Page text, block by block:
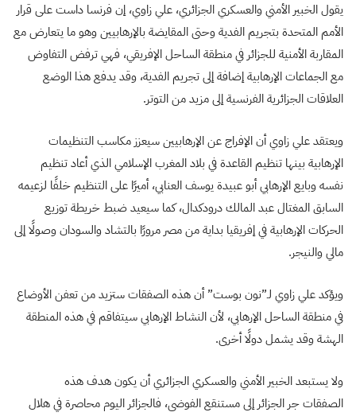
يقول الخبير الأمني والعسكري الجزائري، علي زاوي، إن فرنسا داست على قرار
الأمم المتحدة بتجريم الفدية وحتى المقايضة بالإرهابيين وهو ما يتعارض مع
المقاربة الأمنية للجزائر في منطقة الساحل الإفريقي، فهي ترفض التفاوض
مع الجماعات الإرهابية إضافة إلى تجريم الفدية، وقد يدفع هذا الوضع
العلاقات الجزائرية الفرنسية إلى مزيد من التوتر.
ويعتقد علي زاوي أن الإفراج عن الإرهابيين سيعزز مكاسب التنظيمات
الإرهابية بينها تنظيم القاعدة في بلاد المغرب الإسلامي الذي أعاد تنظيم
نفسه وبايع الإرهابي أبو عبيدة يوسف العنابي، أميرًا على التنظيم خلفًا لزعيمه
السابق المغتال عبد المالك درودكدال، كما سيعيد ضبط خريطة توزيع
الحركات الإرهابية في إفريقيا بداية من مصر مرورًا بالتشاد والسودان وصولًا إلى
مالي والنيجر.
ويؤكد علي زاوي لـ”نون بوست” أن هذه الصفقات ستزيد من تعفن الأوضاع
في منطقة الساحل الإرهابي، لأن النشاط الإرهابي سيتفاقم في هذه المنطقة
الهشة وقد يشمل دولًا أخرى.
ولا يستبعد الخبير الأمني والعسكري الجزائري أن يكون هدف هذه
الصفقات جر الجزائر إلى مستنقع الفوضى، فالجزائر اليوم محاصرة في هلال